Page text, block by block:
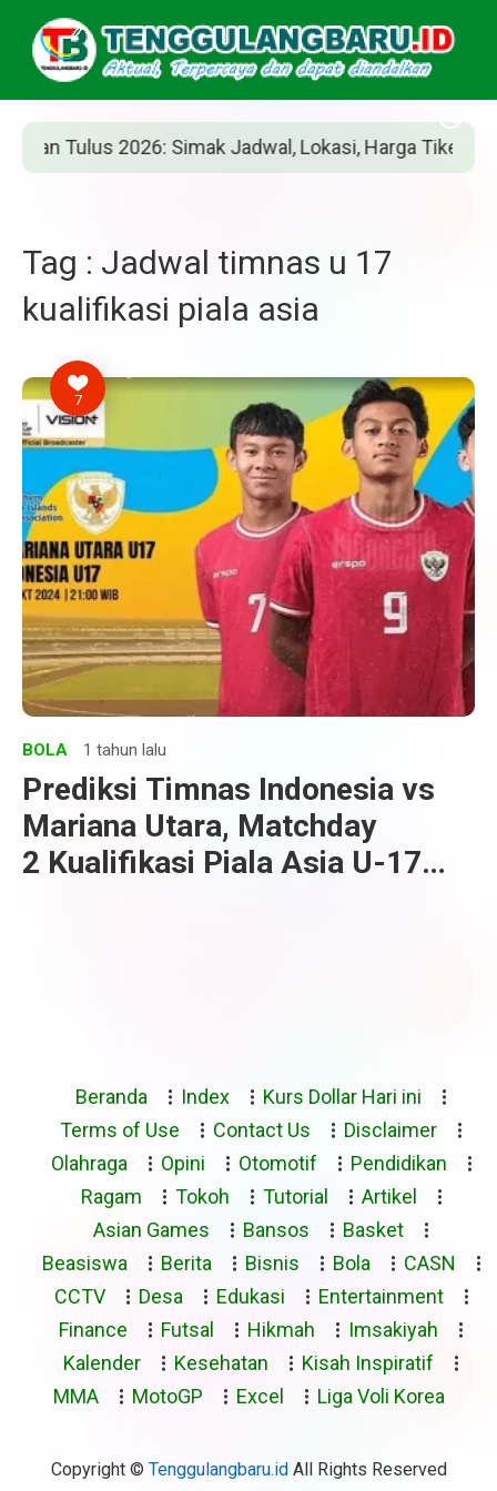
Tulus 2026: Simak Jadwal, Lokasi, Harga Tiket, dan
Tag : Jadwal timnas u 17
kualifikasi piala asia
7
BOLA 1 tahun lalu
Prediksi Timnas Indonesia vs
Mariana Utara, Matchday
2 Kualifikasi Piala Asia U-17
Beranda Index
Kurs Dollar Hari ini
Terms of Use
Contact Us
Disclaimer
Olahraga
Opini Otomotif
Pendidikan
Ragam
Tokoh Tutorial
Artikel
Asian Games
Bansos
Basket
Beasiswa
Berita Bisnis Bola
CASN
CCTV
Desa Edukasi
Entertainment
Finance
Futsal Hikmah
Imsakiyah
Kalender
Kesehatan
Kisah Inspiratif
MMA
MotoGP Excel Liga Voli Korea
Copyright © Tenggulangbaru.idAll Rights Reserved